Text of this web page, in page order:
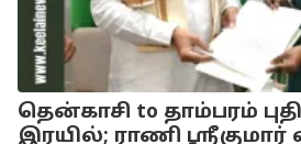
தென்காசி to தாம்பரம்
இரயில்; ராணி ஸ்ரீகுமார்